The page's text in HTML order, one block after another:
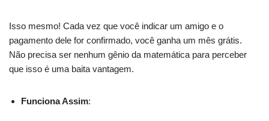
Isso mesmo! Cada vez que você indicar um amigo e o
pagamento dele for confirmado, você ganha um mês grátis.
Não precisa ser nenhum gênio da matemática para perceber
que isso é uma baita vantagem.
Funciona Assim: